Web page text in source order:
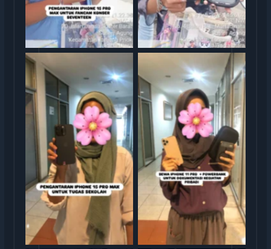
Sewa iphone jakarta Sewa iphone jakarta